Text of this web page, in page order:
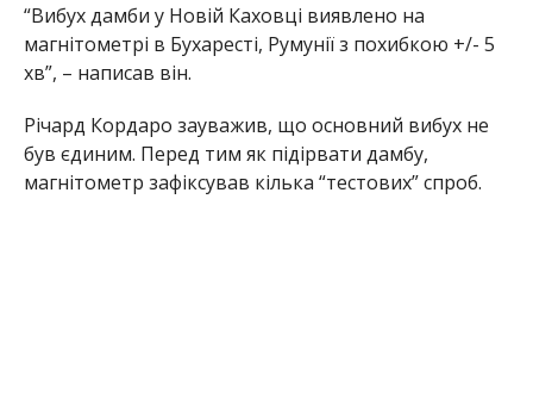
“Вибух дамби у Новій Каховці виявлено на
магнітометрі в Бухаресті, Румунії з похибкою +/- 5
хв”, – написав він.
Річард Кордаро зауважив, що основний вибух не
був єдиним. Перед тим як підірвати дамбу,
магнітометр зафіксував кілька “тестових” спроб.